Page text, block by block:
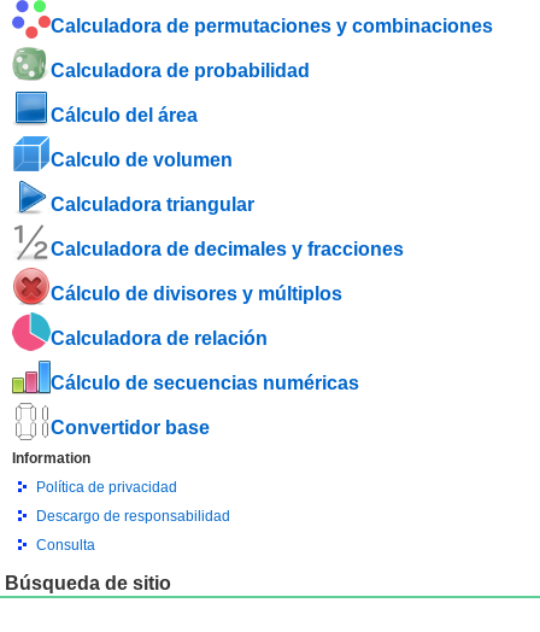
Calculadora de permutaciones y combinaciones
Calculadora de probabilidad
Cálculo del área
Calculo de volumen
Calculadora triangular
Calculadora de decimales y fracciones
Cálculo de divisores y múltiplos
Calculadora de relación
Cálculo de secuencias numéricas
Convertidor base
Information
Política de privacidad
Descargo de responsabilidad
Consulta
Búsqueda de sitio